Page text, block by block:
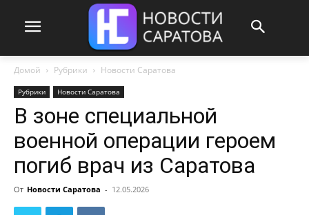
Домой Рубрики Новости Саратова
Рубрики Новости Саратова
В зоне специальной
военной операции героем
погиб врач из Саратова
От Новости Саратова - 12.05.2026